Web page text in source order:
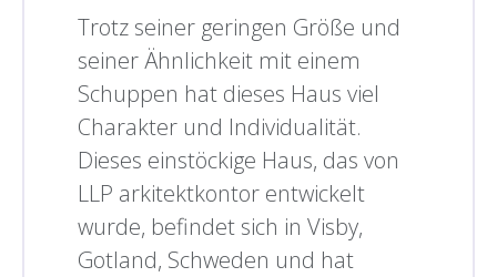
Trotz seiner geringen Größe und
seiner Ähnlichkeit mit einem
Schuppen hat dieses Haus viel
Charakter und Individualität.
Dieses einstöckige Haus, das von
LLP arkitektkontor entwickelt
wurde, befindet sich in Visby,
Gotland, Schweden und hat